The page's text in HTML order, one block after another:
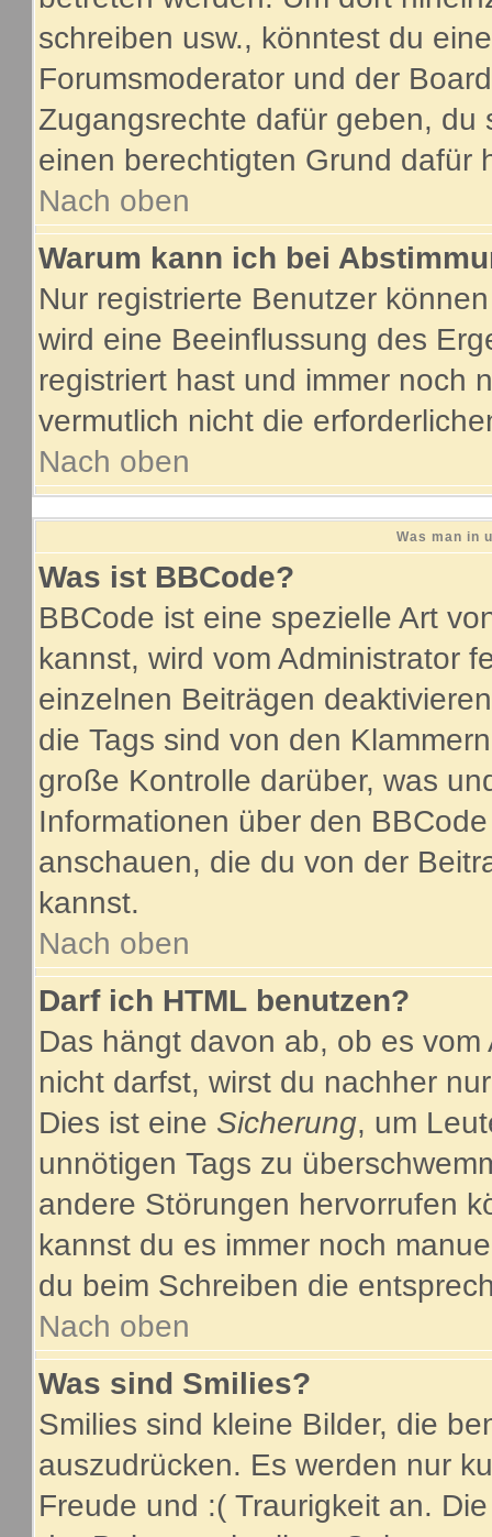
schreiben usw., könntest du
Forumsmoderator und der
Zugangsrechte dafür geben,
einen berechtigten Grund dafür
Nach oben
Warum kann ich bei
Nur registrierte Benutzer
wird eine Beeinflussung des
registriert hast und immer noch
vermutlich nicht die
Nach oben
Was man in
Was ist BBCode?
BBCode ist eine spezielle Art
kannst, wird vom Administrator
einzelnen Beiträgen
die Tags sind von den
große Kontrolle darüber, was
Informationen über den
anschauen, die du von der
kannst.
Nach oben
Darf ich HTML benutzen?
Das hängt davon ab, ob es
nicht darfst, wirst du nachher
Dies ist eine Sicherung, um
unnötigen Tags zu
andere Störungen hervorrufen
kannst du es immer noch
du beim Schreiben die
Nach oben
Was sind Smilies?
Smilies sind kleine Bilder, die
auszudrücken. Es werden nur
Freude und :( Traurigkeit an.